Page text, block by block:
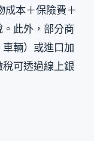
成本＋保險費＋
此外，部分商
輛）或進口加
可透過線上銀